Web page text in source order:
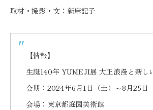
取材・撮影・文：新麻記子
【情報】
生誕140年 YUMEJI展 大正浪漫と新し
会期：2024年6月1日（土）～8月25日
会場：東京都庭園美術館